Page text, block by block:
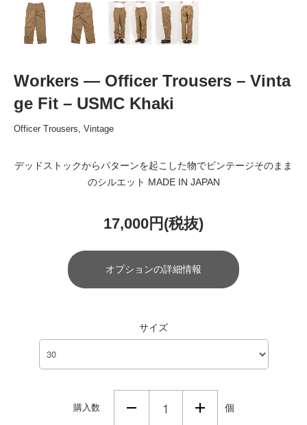
Workers — Officer Trousers – Vinta
ge Fit – USMC Khaki
Officer Trousers, Vintage
デッドストックからパターンを起こした物でビンテージそのまま
のシルエット MADE IN JAPAN
17,000円(税抜)
オプションの詳細情報
サイズ
購入数 個